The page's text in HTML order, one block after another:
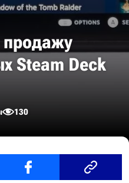
продажу
Steam Deck
130